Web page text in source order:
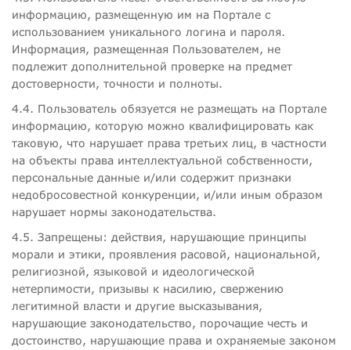
информацию, размещенную им на Портале с
использованием уникального логина и пароля.
Информация, размещенная Пользователем, не
подлежит дополнительной проверке на предмет
достоверности, точности и полноты.
4.4. Пользователь обязуется не размещать на Портале
информацию, которую можно квалифицировать как
таковую, что нарушает права третьих лиц, в частности
на объекты права интеллектуальной собственности,
персональные данные и/или содержит признаки
недобросовестной конкуренции, и/или иным образом
нарушает нормы законодательства.
4.5. Запрещены: действия, нарушающие принципы
морали и этики, проявления расовой, национальной,
религиозной, языковой и идеологической
нетерпимости, призывы к насилию, свержению
легитимной власти и другие высказывания,
нарушающие законодательство, порочащие честь и
достоинство, нарушающие права и охраняемые законом